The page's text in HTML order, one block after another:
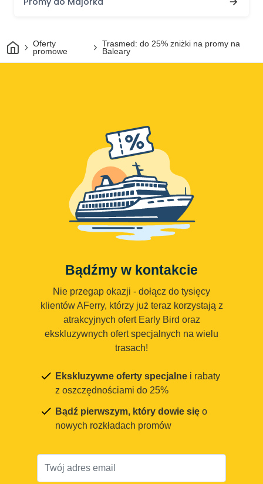
DomOferty
promowe
Trasmed: do 25% zniżki na promy na
Baleary
Bądźmy w kontakcie
Nie przegap okazji - dołącz do tysięcy
klientów AFerry, którzy już teraz korzystają z
atrakcyjnych ofert Early Bird oraz
ekskluzywnych ofert specjalnych na wielu
trasach!
Ekskluzywne oferty specjalne i rabaty
z oszczędnościami do 25%
Bądź pierwszym, który dowie się o
nowych rozkładach promów